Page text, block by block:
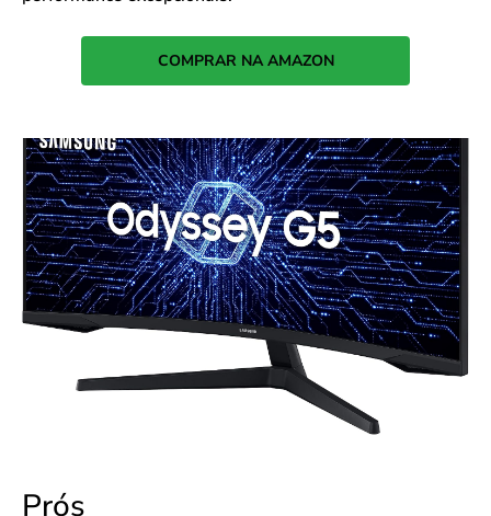
COMPRAR NA AMAZON
Prós